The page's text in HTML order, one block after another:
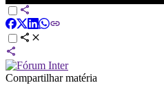
Compartilhar matéria